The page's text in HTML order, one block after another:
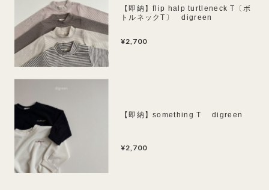
【即納】flip halp turtleneck T〔ボ
トルネックT〕 digreen
¥2,700
【即納】something T digreen
¥2,700